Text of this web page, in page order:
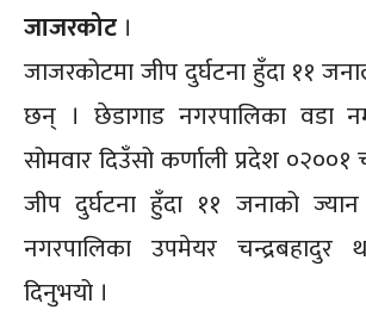
जाजरकोट ।
जाजरकोटमा जीप दुर्घटना हुँदा ११
छन् । छेडागाड नगरपालिका वडा
सोमवार दिउँसो कर्णाली प्रदेश
जीप दुर्घटना हुँदा ११ जनाको
नगरपालिका उपमेयर चन्द्रबहादुर
दिनुभयो ।